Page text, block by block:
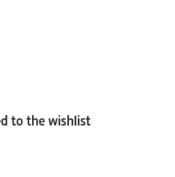
to the wishlist